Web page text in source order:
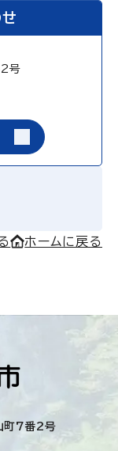
号
ホームに戻る
町7番2号